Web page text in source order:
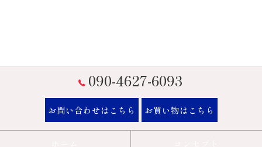
090-4627-6093
お問い合わせはこちら お買い物はこちら